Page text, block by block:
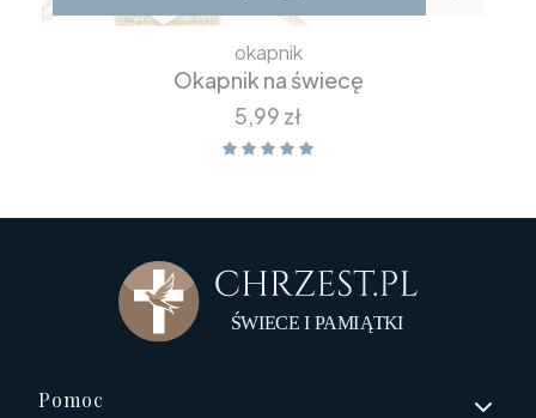
okapnik
Okapnik na świecę
Cena
5,99 zł
Linki w stopce
Pomoc